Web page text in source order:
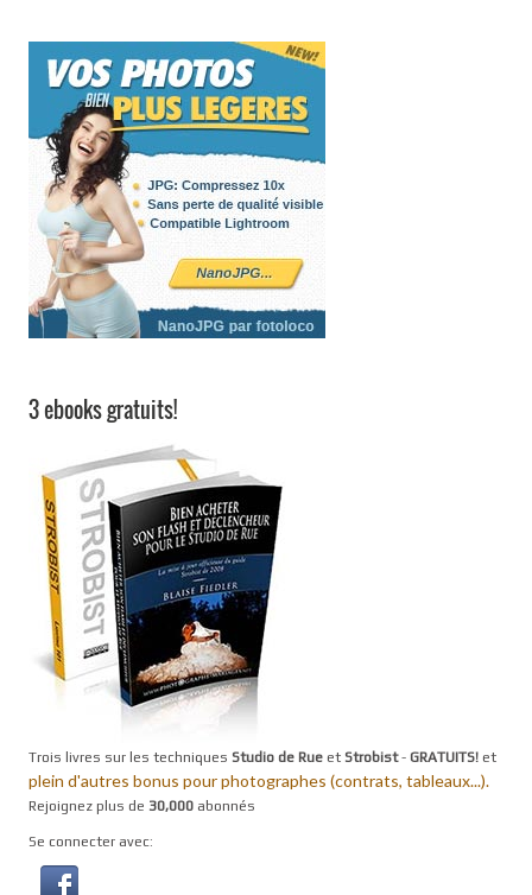
3 ebooks gratuits!
Trois livres sur les techniques Studio de Rue et Strobist- GRATUITS! et
plein d'autres bonus pour photographes (contrats, tableaux...).
Rejoignez plus de 30,000 abonnés
Se connecter avec: